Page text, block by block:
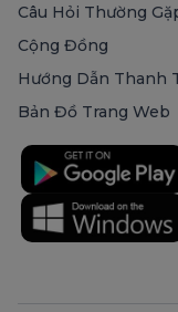
Câu Hỏi Thường
Cộng Đồng
Hướng Dẫn Thanh
Bản Đồ Trang Web